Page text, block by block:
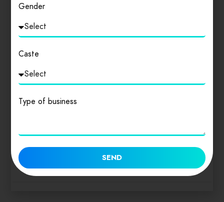
अनुसूचित और जनजाति क्षेत्र (अनुच्छेद 244 – 244A) भाग 11 संघ
और राज्यों के बीच सम्बन्ध (अनुच्छेद 245 – 263) भाग 12 वित्त,
सम्पत्ति, संविदाएँ और वाद (अनुच्छेद 264 -300A) भाग 13 भारत के
307) भाग 14 संघ और राज्यों के अधीन सेवाएँ (अनुच्छेद 308 -323)
भाग 14A अधिकरण (अनुच्छेद 323A – 323B) भाग 15 निर्वाचन
(अनुच्छेद 324 -329A) भाग 16 कुछ वर्गों के लिए विशेष उपबन्ध
सम्बन्ध (अनुच्छेद 330- 342) भाग 17 राजभाषा (अनुच्छेद 343- 351)
भाग 18 आपात उपबन्ध (अनुच्छेद 352 – 360) भाग 19 प्रकीर्ण
अस्थाई संक्रमणकालीन और विशेष उपबन्ध (अनुच्छेद 369 – 392)
(अनुच्छेद 393 – 395)
Gender
Caste
Type of business
SEND